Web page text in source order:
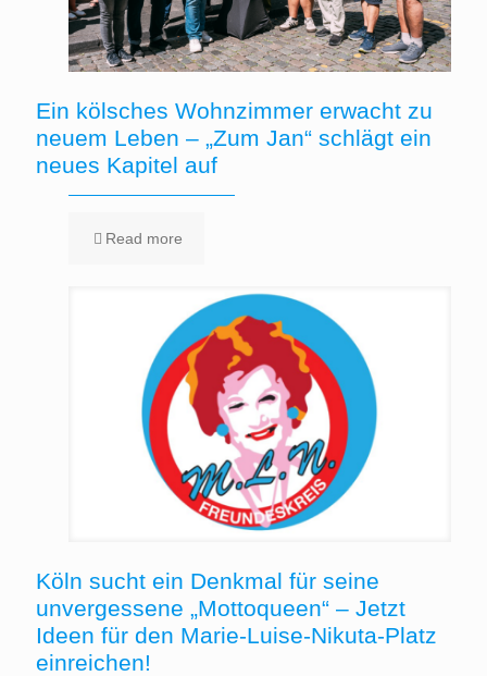
Ein kölsches Wohnzimmer erwacht zu
neuem Leben – „Zum Jan“ schlägt ein
neues Kapitel auf
Read more
Köln sucht ein Denkmal für seine
unvergessene „Mottoqueen“ – Jetzt
Ideen für den Marie-Luise-Nikuta-Platz
einreichen!